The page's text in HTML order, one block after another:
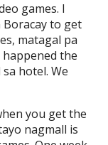
games. I
Boracay to get
matagal pa
the
hotel. We
you get the
nagmall is